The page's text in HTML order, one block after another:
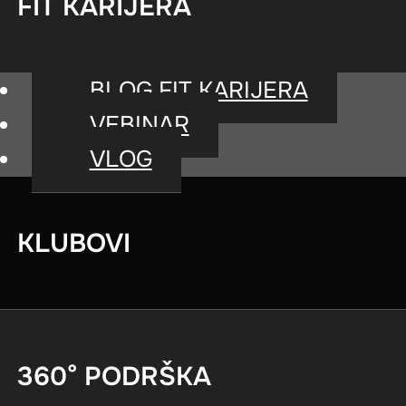
FIT KARIJERA
BLOG FIT KARIJERA
VEBINAR
VLOG
KLUBOVI
360° PODRŠKA
visokokvalitetne
inženjerske plastike za
brzu, sigurnu promenu